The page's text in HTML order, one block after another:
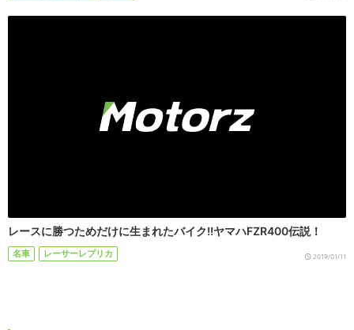
レースに勝つためだけに生まれたバイク!!ヤマハFZR400伝説！
名車 レーサーレプリカ 2019/01/11